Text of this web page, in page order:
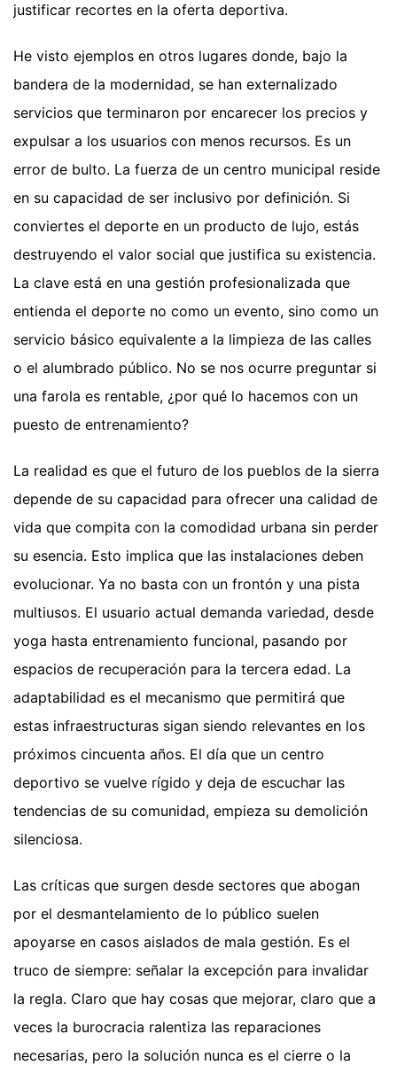
justificar recortes en la oferta deportiva.
He visto ejemplos en otros lugares donde, bajo la
bandera de la modernidad, se han externalizado
servicios que terminaron por encarecer los precios y
expulsar a los usuarios con menos recursos. Es un
error de bulto. La fuerza de un centro municipal reside
en su capacidad de ser inclusivo por definición. Si
conviertes el deporte en un producto de lujo, estás
destruyendo el valor social que justifica su existencia.
La clave está en una gestión profesionalizada que
entienda el deporte no como un evento, sino como un
servicio básico equivalente a la limpieza de las calles
o el alumbrado público. No se nos ocurre preguntar si
una farola es rentable, ¿por qué lo hacemos con un
puesto de entrenamiento?
La realidad es que el futuro de los pueblos de la sierra
depende de su capacidad para ofrecer una calidad de
vida que compita con la comodidad urbana sin perder
su esencia. Esto implica que las instalaciones deben
evolucionar. Ya no basta con un frontón y una pista
multiusos. El usuario actual demanda variedad, desde
yoga hasta entrenamiento funcional, pasando por
espacios de recuperación para la tercera edad. La
adaptabilidad es el mecanismo que permitirá que
estas infraestructuras sigan siendo relevantes en los
próximos cincuenta años. El día que un centro
deportivo se vuelve rígido y deja de escuchar las
tendencias de su comunidad, empieza su demolición
silenciosa.
Las críticas que surgen desde sectores que abogan
por el desmantelamiento de lo público suelen
apoyarse en casos aislados de mala gestión. Es el
truco de siempre: señalar la excepción para invalidar
la regla. Claro que hay cosas que mejorar, claro que a
veces la burocracia ralentiza las reparaciones
necesarias, pero la solución nunca es el cierre o la